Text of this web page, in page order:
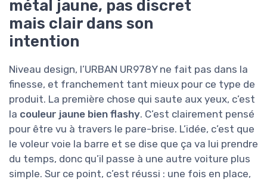
métal jaune, pas discret
mais clair dans son
intention
Niveau design, l’URBAN UR978Y ne fait pas dans la
finesse, et franchement tant mieux pour ce type de
produit. La première chose qui saute aux yeux, c’est
la couleur jaune bien flashy. C’est clairement pensé
pour être vu à travers le pare-brise. L’idée, c’est que
le voleur voie la barre et se dise que ça va lui prendre
du temps, donc qu’il passe à une autre voiture plus
simple. Sur ce point, c’est réussi : une fois en place,